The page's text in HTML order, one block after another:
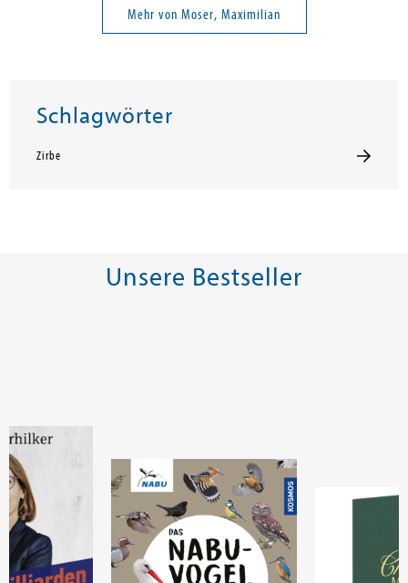
Mehr von Moser, Maximilian
Schlagwörter
Zirbe
Unsere Bestseller